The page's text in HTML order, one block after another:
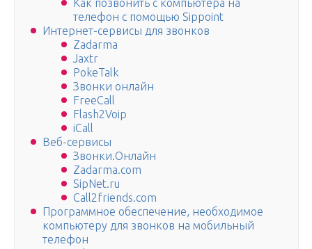
Как позвонить с компьютера на
телефон с помощью Sippoint
Интернет-сервисы для звонков
Zadarma
Jaxtr
PokeTalk
Звонки онлайн
FreeCall
Flash2Voip
iCall
Веб-сервисы
Звонки.Онлайн
Zadarma.com
SipNet.ru
Call2friends.com
Программное обеспечение, необходимое
компьютеру для звонков на мобильный
телефон